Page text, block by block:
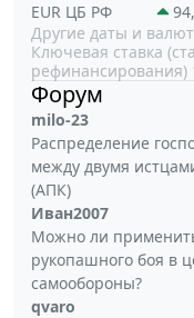
EUR ЦБ РФ
Другие даты и
Ключевая ставка
рефинансирования)
Форум
milo-23
Распределение
между двумя
(АПК)
Иван2007
Можно ли
рукопашного боя в
самообороны?
qvaro